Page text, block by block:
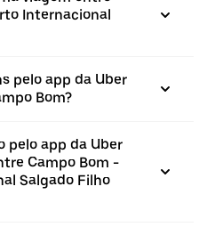
Internacional
pelo app da Uber
Bom?
pelo app da Uber
Campo Bom -
Salgado Filho